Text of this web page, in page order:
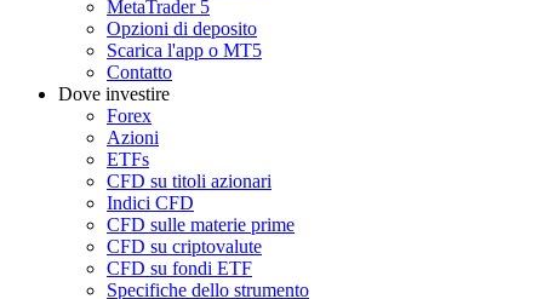
MetaTrader 5
Opzioni di deposito
Scarica l'app o MT5
Contatto
Dove investire
Forex
Azioni
ETFs
CFD su titoli azionari
Indici CFD
CFD sulle materie prime
CFD su criptovalute
CFD su fondi ETF
Specifiche dello strumento